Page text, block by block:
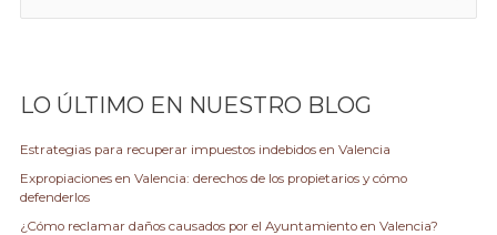
r
o
r
LO ÚLTIMO EN NUESTRO BLOG
Estrategias para recuperar impuestos indebidos en Valencia
Expropiaciones en Valencia: derechos de los propietarios y cómo
defenderlos
¿Cómo reclamar daños causados por el Ayuntamiento en Valencia?